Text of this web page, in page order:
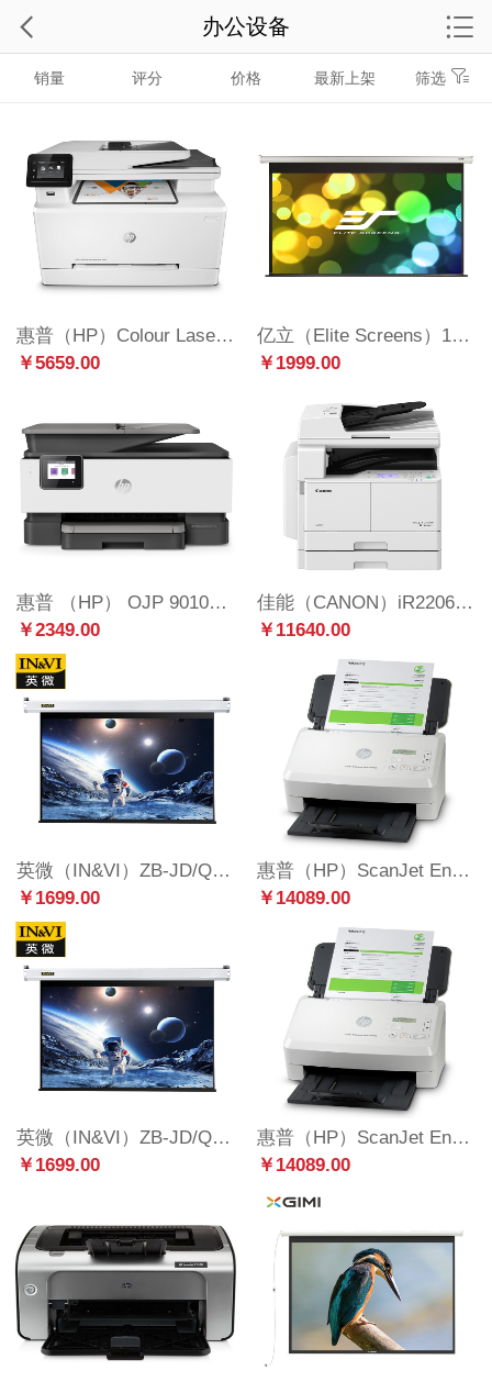
销量 评分 价格 最新上架 筛选
惠普（HP）Colour LaserJet Pro M281fdw彩色激光多功能一体机(M277dw升级型号)(打印 复印 扫描 传真)
￥5659.00
亿立（Elite Screens）120英寸16:9玻纤电动幕布 投影幕布 投影仪幕布（JSP120HT2-E12 支持联动 适用长焦）
￥1999.00
惠普 （HP） OJP 9010商用喷墨彩色无线多功能一体机四合一 打印复印扫描传真 自动双面 8710升级款
￥2349.00
佳能（CANON）iR2206i A3黑白激光数码复合机一体机含输稿器双纸盒（打印/复印/扫描/发送/WiFi）上门服务
￥11640.00
英微（IN&VI）ZB-JD/Q1 120英寸4:3投影仪幕布电动投影幕布家用办公投影布方形外壳遥控投影幕
￥1699.00
惠普（HP）ScanJet Enterprise Flow 5000 s5 财务集中版高速扫描仪 (含条码采集器）
￥14089.00
英微（IN&VI）ZB-JD/Q1 120英寸4:3投影仪幕布电动投影幕布家用办公投影布方形外壳遥控投影幕
￥1699.00
惠普（HP）ScanJet Enterprise Flow 5000 s5 财务集中版高速扫描仪 (含条码采集器）
￥14089.00
办公设备